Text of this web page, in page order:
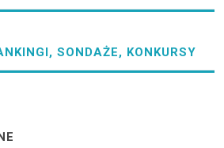
SONDAŻE, KONKURSY